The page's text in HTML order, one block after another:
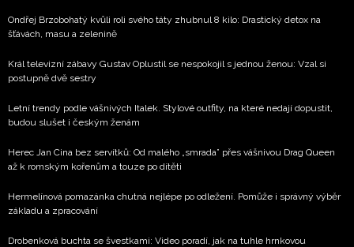
Ondřej Brzobohatý kvůli roli svého táty zhubnul 8 kilo: Drastický detox na
šťávách, masu a zelenině
Král televizní zábavy Gustav Oplustil se nespokojil s jednou ženou: Vzal si
postupně dvě sestry
Letní trendy podle vášnivých Italek. Stylové outfity, na které nedají dopustit,
budou slušet i českým ženám
Herec Jan Cina bez servítků: Od malého „smrada” přes vášnivou Drag Queen
až k romským kořenům a touze po dítěti
Hermelínová pomazánka chutná nejlépe po odležení. Pomůže i správný výběr
základu a zpracování
Drobenková buchta se švestkami: Video poradí, jak na tuhle hrnkovou